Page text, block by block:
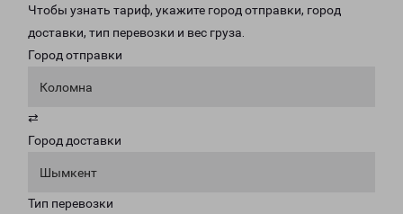
Чтобы узнать тариф, укажите город отправки, город
доставки, тип перевозки и вес груза.
Город отправки
Коломна
⇄
Город доставки
Шымкент
Тип перевозки